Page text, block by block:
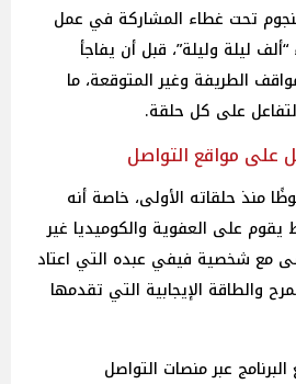
تحت غطاء المشاركة في عمل
ليلة وليلة”، قبل أن يفاجأ
الطريفة وغير المتوقعة، ما
على كل حلقة.
على مواقع التواصل
منذ حلقاته الأولى، خاصة أنه
على العفوية والكوميديا غير
مع شخصية فيفي عبده التي اعتاد
والطاقة الإيجابية التي تقدمها
عبر منصات التواصل